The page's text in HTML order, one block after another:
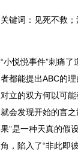
关键词：见死不救
“小悦悦事件”刺痛
者都能提出ABC的
对立的双方何以可
就会发现开始的言
果”是一种天真的假
角，陷入了“非此即